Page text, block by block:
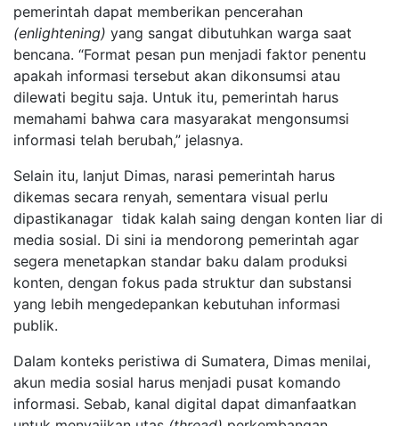
pemerintah dapat memberikan pencerahan
(enlightening) yang sangat dibutuhkan warga saat
bencana. “Format pesan pun menjadi faktor penentu
apakah informasi tersebut akan dikonsumsi atau
dilewati begitu saja. Untuk itu, pemerintah harus
memahami bahwa cara masyarakat mengonsumsi
informasi telah berubah,” jelasnya.
Selain itu, lanjut Dimas, narasi pemerintah harus
dikemas secara renyah, sementara visual perlu
dipastikanagar tidak kalah saing dengan konten liar di
media sosial. Di sini ia mendorong pemerintah agar
segera menetapkan standar baku dalam produksi
konten, dengan fokus pada struktur dan substansi
yang lebih mengedepankan kebutuhan informasi
publik.
Dalam konteks peristiwa di Sumatera, Dimas menilai,
akun media sosial harus menjadi pusat komando
informasi. Sebab, kanal digital dapat dimanfaatkan